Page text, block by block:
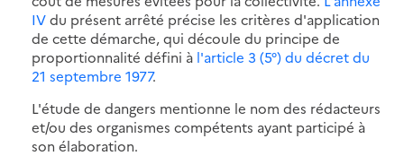
IVdu présent arrêté précise les critères d'application
de cette démarche, qui découle du principe de
proportionnalité défini à l'article 3 (5°) du décret du
21 septembre 1977.
L'étude de dangers mentionne le nom des rédacteurs
et/ou des organismes compétents ayant participé à
son élaboration.